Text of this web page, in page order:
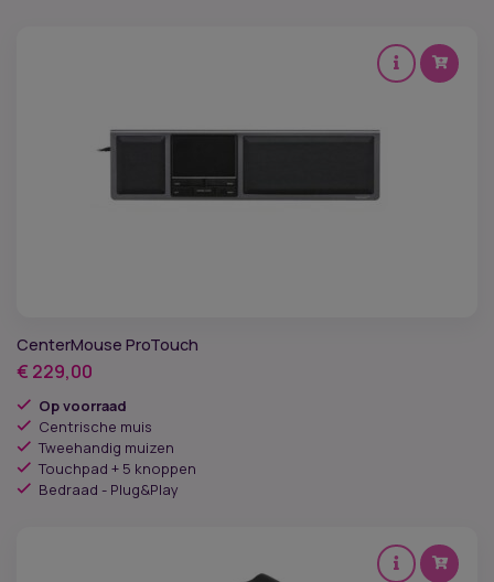
CenterMouse ProTouch
€ 229,00
Op voorraad
Centrische muis
Tweehandig muizen
Touchpad + 5 knoppen
Bedraad - Plug&Play